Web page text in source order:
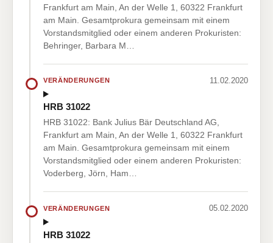
Frankfurt am Main, An der Welle 1, 60322 Frankfurt
am Main. Gesamtprokura gemeinsam mit einem
Vorstandsmitglied oder einem anderen Prokuristen:
Behringer, Barbara M…
VERÄNDERUNGEN 11.02.2020
HRB 31022
HRB 31022: Bank Julius Bär Deutschland AG,
Frankfurt am Main, An der Welle 1, 60322 Frankfurt
am Main. Gesamtprokura gemeinsam mit einem
Vorstandsmitglied oder einem anderen Prokuristen:
Voderberg, Jörn, Ham…
VERÄNDERUNGEN 05.02.2020
HRB 31022